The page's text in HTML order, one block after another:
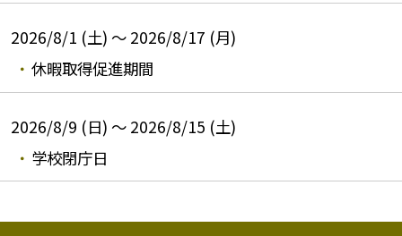
2026/8/1 (土) ～ 2026/8/17 (月)
休暇取得促進期間
2026/8/9 (日) ～ 2026/8/15 (土)
学校閉庁日